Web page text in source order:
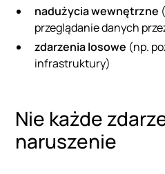
nadużycia wewnętrzne
przeglądanie danych
zdarzenia losowe (np.
infrastruktury)
Nie każde
naruszenie